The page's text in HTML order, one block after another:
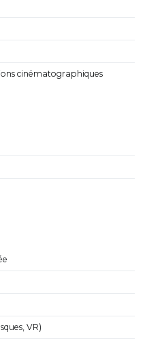
cinématographiques
VR)